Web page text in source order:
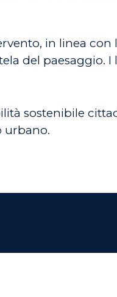
in linea
del paesaggio.
sostenibile
urbano.